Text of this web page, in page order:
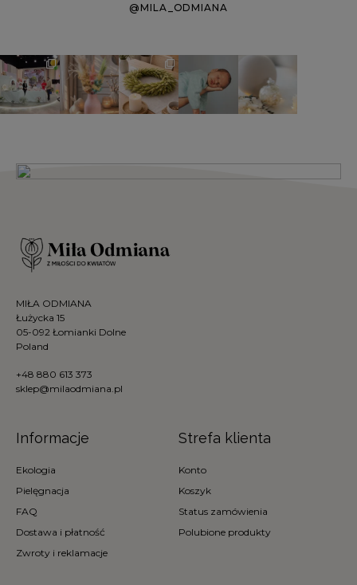
@MILA_ODMIANA
MIŁA ODMIANA
Łużycka 15
05-092 Łomianki Dolne
Poland
+48 880 613 373
sklep@milaodmiana.pl
Informacje
Ekologia
Pielęgnacja
FAQ
Dostawa i płatność
Zwroty i reklamacje
Strefa klienta
Konto
Koszyk
Status zamówienia
Polubione produkty